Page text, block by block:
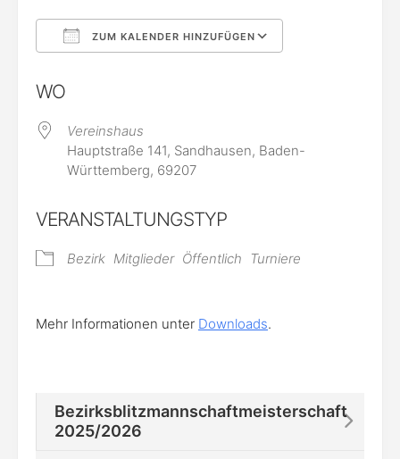
ZUM KALENDER HINZUFÜGEN
WO
Vereinshaus
Hauptstraße 141, Sandhausen, Baden-
Württemberg, 69207
VERANSTALTUNGSTYP
Bezirk Mitglieder Öffentlich Turniere
Mehr Informationen unter Downloads.
Bezirksblitzmannschaftmeisterschaft
2025/2026